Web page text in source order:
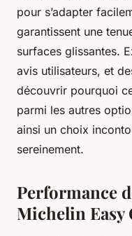
pour s’adapter
garantissent une
surfaces glissantes.
avis utilisateurs, et
découvrir pourquoi
parmi les autres
ainsi un choix
sereinement.
Performance
Michelin